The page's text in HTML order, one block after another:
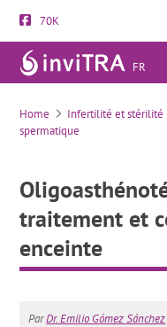
70K
FR
Home Infertilité et stérilité
spermatique
traitement et
enceinte
ParDr. Emilio Gómez Sánchez